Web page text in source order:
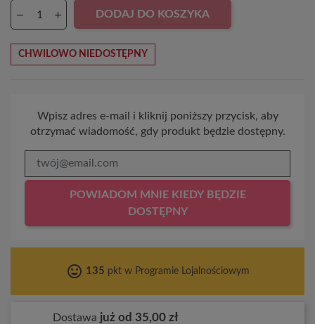
DODAJ DO KOSZYKA
CHWILOWO NIEDOSTĘPNY
Wpisz adres e-mail i kliknij poniższy przycisk, aby
otrzymać wiadomość, gdy produkt będzie dostępny.
POWIADOM MNIE KIEDY BĘDZIE
DOSTĘPNY
tag_faces 135 pkt w Programie Lojalnościowym
Dostawa już od 35,00 zł